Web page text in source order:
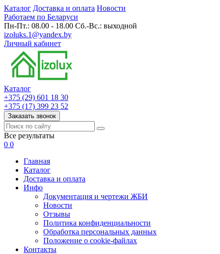
Каталог Доставка и оплата Новости
Работаем по Беларуси
Пн-Пт.: 08.00 - 18.00 Сб.-Вс.: выходной
izoluks.1@yandex.by
Личный кабинет
Каталог
+375 (29) 601 18 30
+375 (17) 399 23 52
Заказать звонок
Все результаты
0 0
Главная
Каталог
Доставка и оплата
Инфо
Документация и чертежи ЖБИ
Новости
Отзывы
Политика конфиденциальности
Обработка персональных данных
Положение о cookie-файлах
Контакты